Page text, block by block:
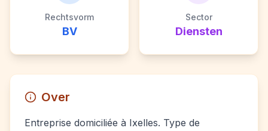
Rechtsvorm
BV
Sector
Diensten
Over
Entreprise domiciliée à Ixelles. Type de